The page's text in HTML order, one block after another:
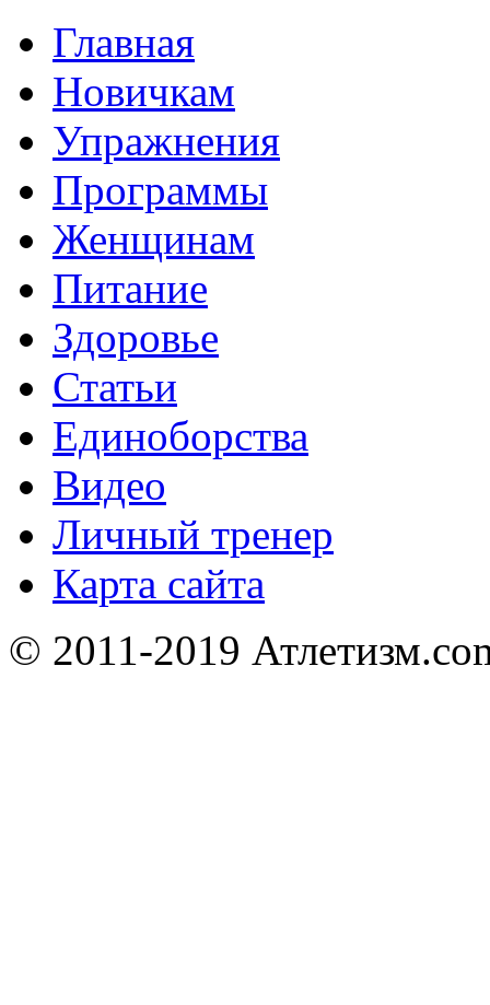
Главная
Новичкам
Упражнения
Программы
Женщинам
Питание
Здоровье
Статьи
Единоборства
Видео
Личный тренер
Карта сайта
© 2011-2019